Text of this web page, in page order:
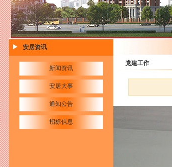
安居资讯
新闻资讯
安居大事
通知公告
招标信息
党建工作